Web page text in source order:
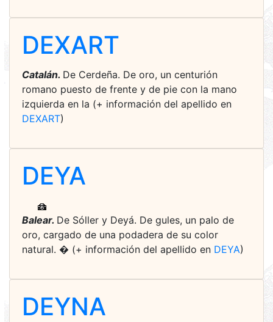
DEXART
Catalán. De Cerdeña. De oro, un centurión
romano puesto de frente y de pie con la mano
izquierda en la (+ información del apellido en
DEXART)
DEYA
Balear. De Sóller y Deyá. De gules, un palo de
oro, cargado de una podadera de su color
natural. � (+ información del apellido en DEYA)
DEYNA